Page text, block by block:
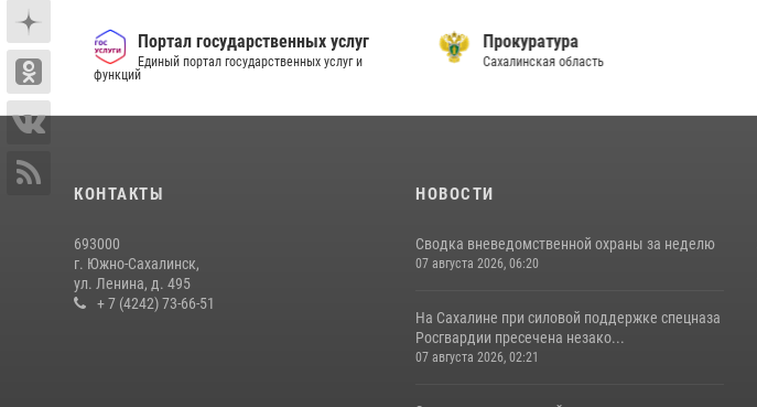
Портал государственных услуг
Единый портал государственных услуг и
функций
Прокуратура
Сахалинская область
КОНТАКТЫ
693000
г. Южно-Сахалинск,
ул. Ленина, д. 495
+ 7 (4242) 73-66-51
НОВОСТИ
Сводка вневедомственной охраны за неделю
07 августа 2026, 06:20
На Сахалине при силовой поддержке спецназа
Росгвардии пресечена незако...
07 августа 2026, 02:21